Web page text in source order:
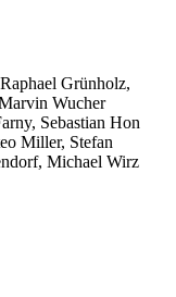
Grünholz,
Wucher
Sebastian Hon
Miller, Stefan
Michael Wirz